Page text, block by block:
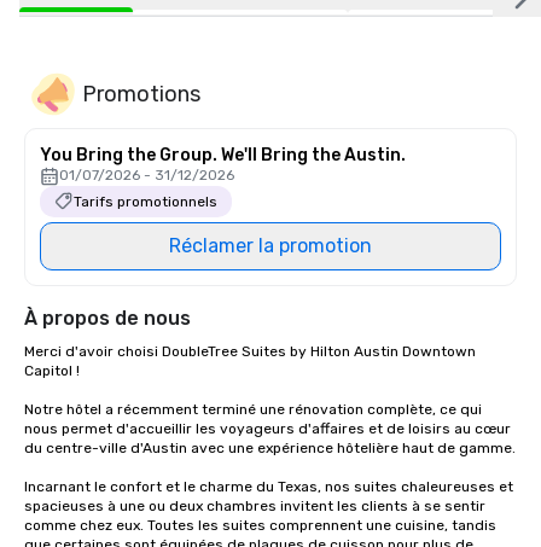
Promotions
You Bring the Group. We'll Bring the Austin.
01/07/2026 - 31/12/2026
Tarifs promotionnels
Réclamer la promotion
À propos de nous
Merci d'avoir choisi DoubleTree Suites by Hilton Austin Downtown
Capitol !
Notre hôtel a récemment terminé une rénovation complète, ce qui
nous permet d'accueillir les voyageurs d'affaires et de loisirs au cœur
du centre-ville d'Austin avec une expérience hôtelière haut de gamme.
Incarnant le confort et le charme du Texas, nos suites chaleureuses et
spacieuses à une ou deux chambres invitent les clients à se sentir
comme chez eux. Toutes les suites comprennent une cuisine, tandis